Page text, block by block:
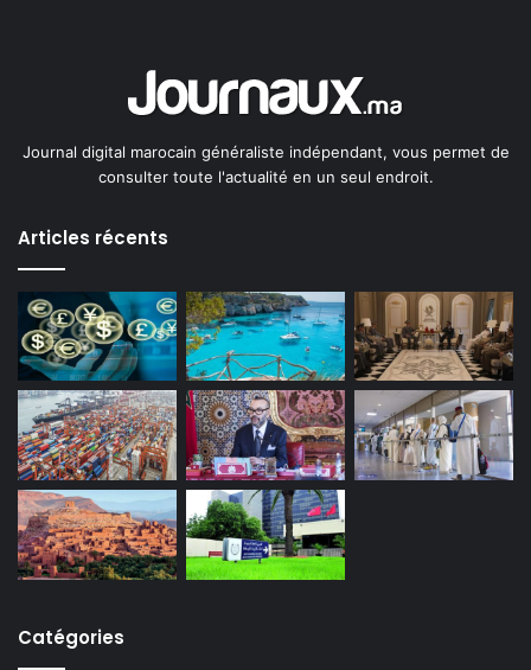
Journal digital marocain généraliste indépendant, vous permet de
consulter toute l'actualité en un seul endroit.
Articles récents
Catégories